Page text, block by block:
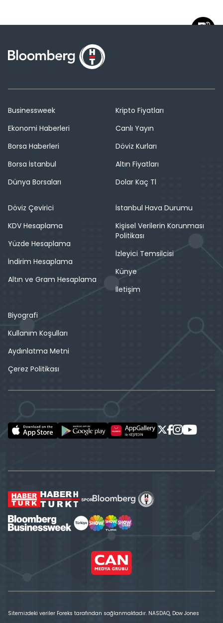
Businessweek
Ekonomi Haberleri
Borsa Haberleri
Borsa İstanbul
Dünya Borsaları
Kripto Fiyatları
Canlı Yayın
Döviz Kurları
Altın Fiyatları
Dolar Kaç Tl
Döviz Çevirici
KDV Hesaplama
Yüzde Hesaplama
İndirim Hesaplama
Altın ve Gram Hesaplama
İstanbul Hava Durumu
Kişisel Verilerin Korunması
Politikası
İzleyici Temsilcisi
Künye
İletişim
Biyografi
Kullanım Koşulları
Aydınlatma Metni
Çerez Politikası
Sitemizdeki veriler Foreks tarafından sağlanmaktadır. NASDAQ, Dow Jones